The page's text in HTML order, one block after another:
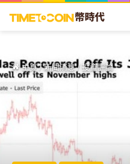
主頁/新聞消息/投資評論